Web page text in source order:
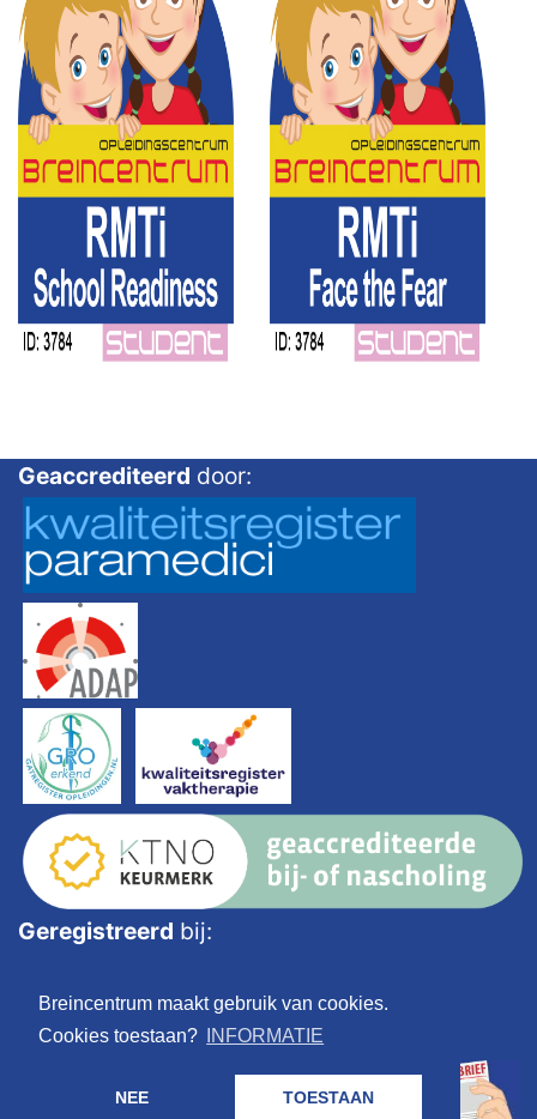
Breincentrum maakt gebruik van cookies.
Cookies toestaan?
INFORMATIE
NEE TOESTAAN
Geaccrediteerd door:
Geregistreerd bij: